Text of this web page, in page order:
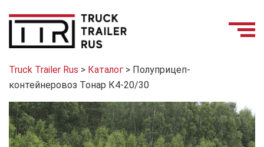
Truck Trailer Rus > Каталог > Полуприцеп-
контейнеровоз Тонар К4-20/30